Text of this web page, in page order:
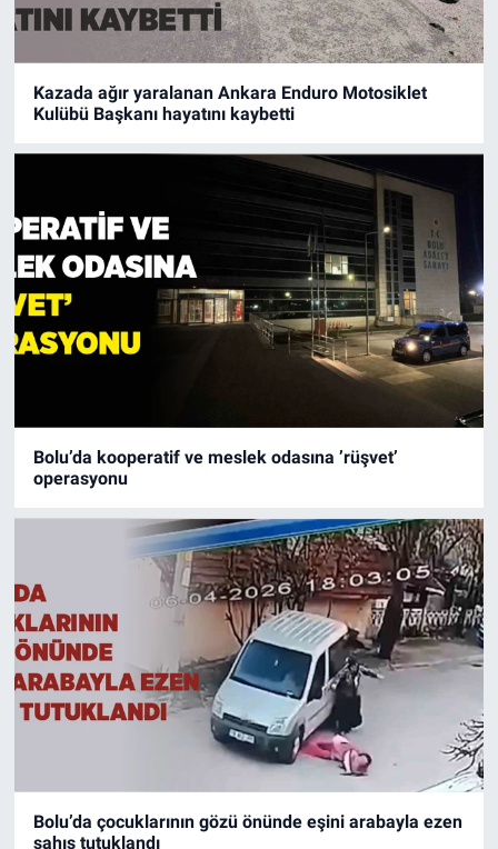
Kazada ağır yaralanan Ankara Enduro Motosiklet
Kulübü Başkanı hayatını kaybetti
Bolu’da kooperatif ve meslek odasına ’rüşvet’
operasyonu
Bolu’da çocuklarının gözü önünde eşini arabayla ezen
şahıs tutuklandı